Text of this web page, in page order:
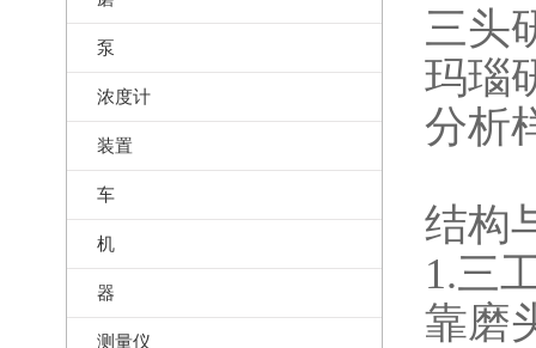
泵
浓度计
装置
车
机
器
测量仪
三头
玛瑙
分析
结构
1.三
靠磨